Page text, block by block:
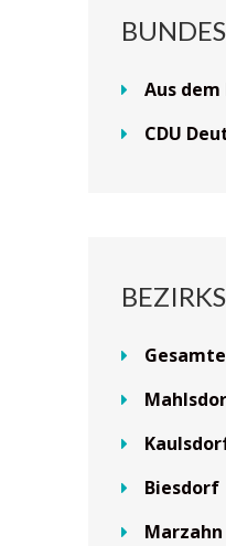
Aus
CDU
Biesdorf
Marzahn